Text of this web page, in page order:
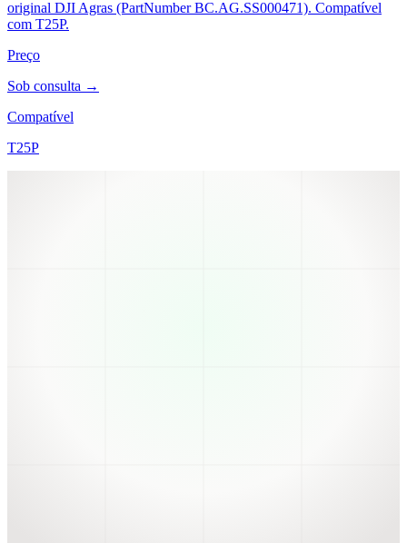
original DJI Agras (PartNumber BC.AG.SS000471). Compatível
com T25P.
Preço
Sob consulta →
Compatível
T25P